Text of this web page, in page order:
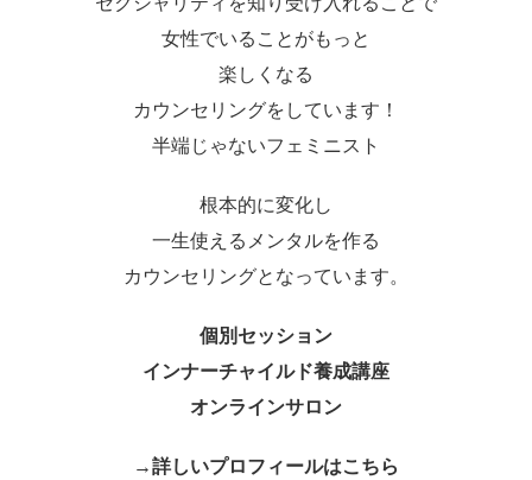
女性でいることがもっと
楽しくなる
カウンセリングをしています！
半端じゃないフェミニスト
根本的に変化し
一生使えるメンタルを作る
カウンセリングとなっています。
個別セッション
インナーチャイルド養成講座
オンラインサロン
→詳しいプロフィールはこちら